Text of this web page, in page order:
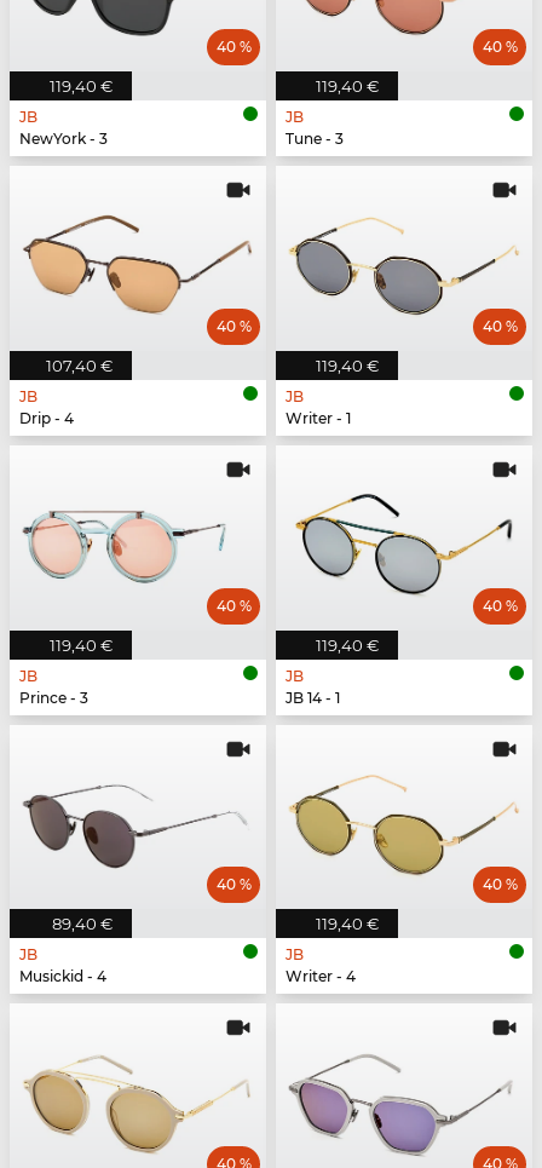
119,40 €
40 %
JB
NewYork - 3
119,40 €
40 %
JB
Tune - 3
107,40 €
40 %
JB
Drip - 4
119,40 €
40 %
JB
Writer - 1
119,40 €
40 %
JB
Prince - 3
119,40 €
40 %
JB
JB 14 - 1
89,40 €
40 %
JB
Musickid - 4
119,40 €
40 %
JB
Writer - 4
40 % 40 %